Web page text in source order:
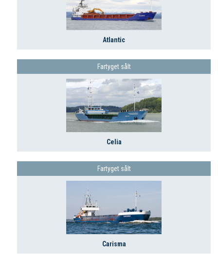
Atlantic
Fartyget sålt
Celia
Fartyget sålt
Carisma